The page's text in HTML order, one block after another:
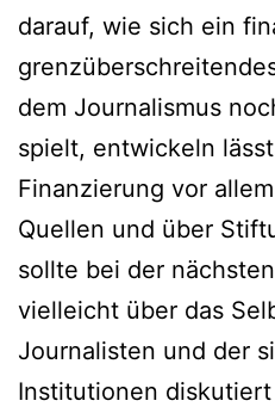
darauf, wie sich ein
dem Journalismus
spielt, entwickeln
Finanzierung vor
Quellen und über
sollte bei der
vielleicht über das
Journalisten und der
Institutionen